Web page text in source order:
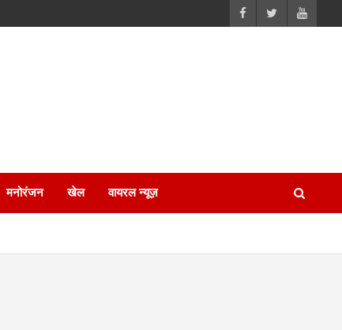
मनोरंजन खेल वायरल न्यूज़